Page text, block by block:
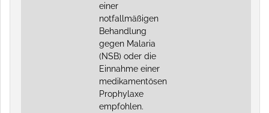
einer
notfallmäßigen
Behandlung
gegen Malaria
(NSB) oder die
Einnahme einer
medikamentösen
Prophylaxe
empfohlen.